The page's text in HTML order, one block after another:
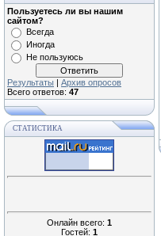
Пользуетесь ли вы нашим
сайтом?
Всегда
Иногда
Не пользуюсь
Результаты | Архив опросов
Всего ответов: 47
СТАТИСТИКА
Онлайн всего: 1
Гостей: 1